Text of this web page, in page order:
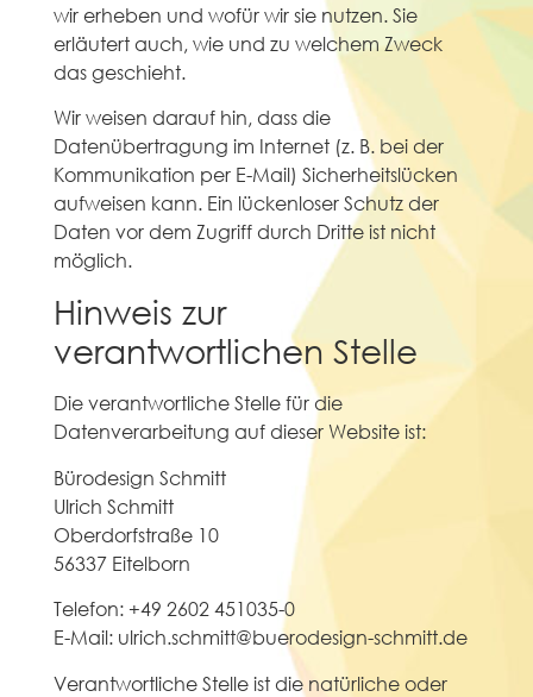
wir erheben und wofür wir sie nutzen. Sie
erläutert auch, wie und zu welchem Zweck
das geschieht.
Wir weisen darauf hin, dass die
Datenübertragung im Internet (z. B. bei der
Kommunikation per E-Mail) Sicherheitslücken
aufweisen kann. Ein lückenloser Schutz der
Daten vor dem Zugriff durch Dritte ist nicht
möglich.
Hinweis zur
verantwortlichen Stelle
Die verantwortliche Stelle für die
Datenverarbeitung auf dieser Website ist:
Bürodesign Schmitt
Ulrich Schmitt
Oberdorfstraße 10
56337 Eitelborn
Telefon: +49 2602 451035-0
E-Mail: ulrich.schmitt@buerodesign-schmitt.de
Verantwortliche Stelle ist die natürliche oder